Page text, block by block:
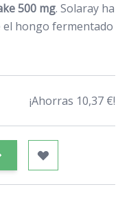
500 mg. Solaray ha
hongo fermentado
¡Ahorras 10,37 €!